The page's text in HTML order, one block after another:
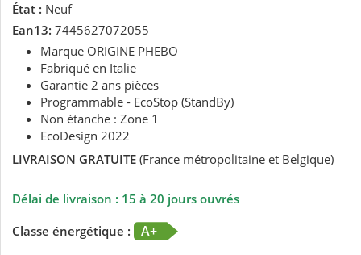
État : Neuf
Ean13: 7445627072055
Marque ORIGINE PHEBO
Fabriqué en Italie
Garantie 2 ans pièces
Programmable - EcoStop (StandBy)
Non étanche : Zone 1
EcoDesign 2022
LIVRAISON GRATUITE (France métropolitaine et Belgique)
Délai de livraison : 15 à 20 jours ouvrés
Classe énergétique :
A+